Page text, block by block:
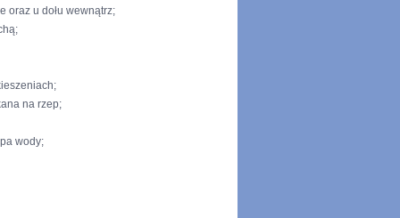
oraz u dołu wewnątrz;
na rzep;
wody;